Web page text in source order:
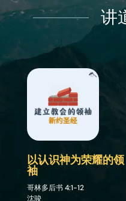
讲
以认识神为荣耀的领
袖
哥林多后书 4:1-12
沈骏